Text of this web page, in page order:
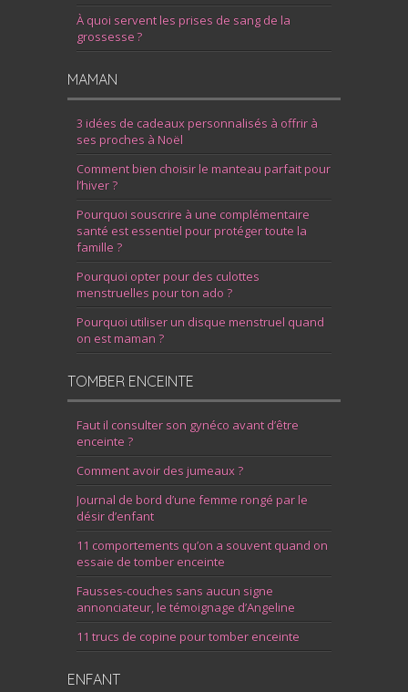
À quoi servent les prises de sang de la
grossesse ?
MAMAN
3 idées de cadeaux personnalisés à offrir à
ses proches à Noël
Comment bien choisir le manteau parfait pour
l’hiver ?
Pourquoi souscrire à une complémentaire
santé est essentiel pour protéger toute la
famille ?
Pourquoi opter pour des culottes
menstruelles pour ton ado ?
Pourquoi utiliser un disque menstruel quand
on est maman ?
TOMBER ENCEINTE
Faut il consulter son gynéco avant d’être
enceinte ?
Comment avoir des jumeaux ?
Journal de bord d’une femme rongé par le
désir d’enfant
11 comportements qu’on a souvent quand on
essaie de tomber enceinte
Fausses-couches sans aucun signe
annonciateur, le témoignage d’Angeline
11 trucs de copine pour tomber enceinte
ENFANT